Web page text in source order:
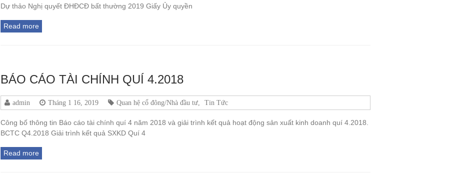
Dự thảo Nghị quyết ĐHĐCĐ bất thường 2019 Giấy Ủy quyền
Read more
BÁO CÁO TÀI CHÍNH QUÍ 4.2018
admin Tháng 1 16, 2019 Quan hệ cổ đông/Nhà đầu tư Tin Tức
Công bố thông tin Báo cáo tài chính quí 4 năm 2018 và giải trình kết quả hoạt động sản xuất kinh doanh quí 4.2018.
BCTC Q4.2018 Giải trình kết quả SXKD Quí 4
Read more